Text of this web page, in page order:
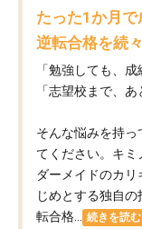
たった1か月
逆転合格を続
「勉強しても、
「志望校まで、
そんな悩みを持
てください。キ
ダーメイドのカ
じめとする独自
転合格...
続きを読む